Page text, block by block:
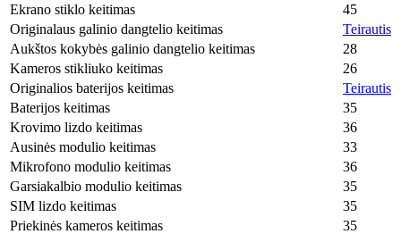
Ekrano stiklo keitimas
45
Originalaus galinio dangtelio keitimas
Teirautis
Aukštos kokybės galinio dangtelio keitimas
28
Kameros stikliuko keitimas
26
Originalios baterijos keitimas
Teirautis
Baterijos keitimas
35
Krovimo lizdo keitimas
36
Ausinės modulio keitimas
33
Mikrofono modulio keitimas
36
Garsiakalbio modulio keitimas
35
SIM lizdo keitimas
35
Priekinės kameros keitimas
35